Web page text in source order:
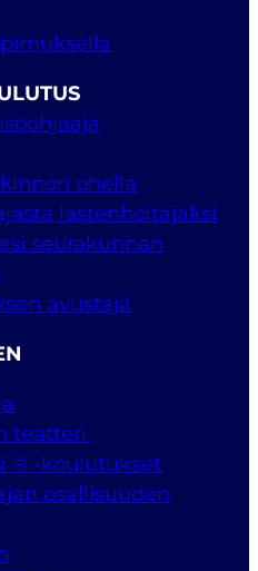
ohella
lastenhoitajaksi
seurakunnan
avustaja
teatteri
® -koulutukset
osallisuuden